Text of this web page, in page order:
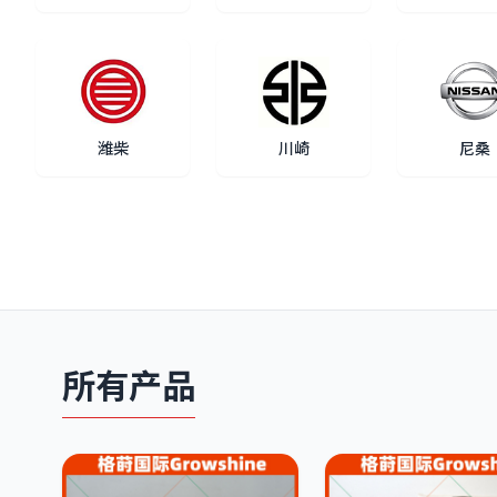
潍柴 川崎 尼桑
所有产品